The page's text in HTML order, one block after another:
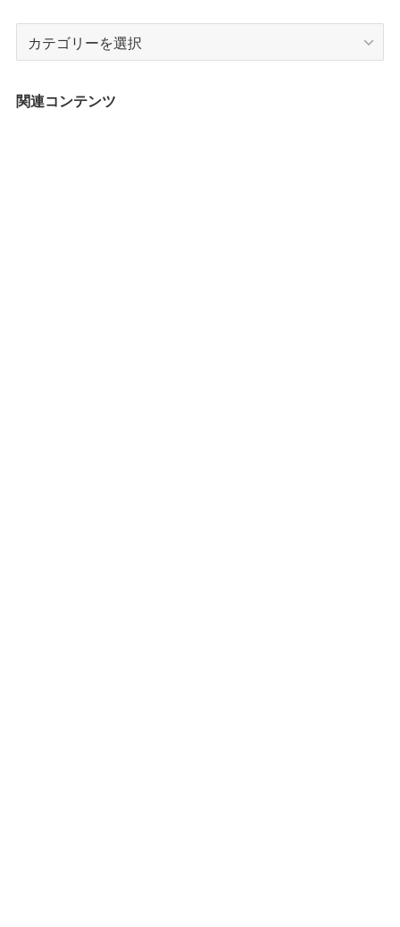
テ
リ
関連コンテンツ